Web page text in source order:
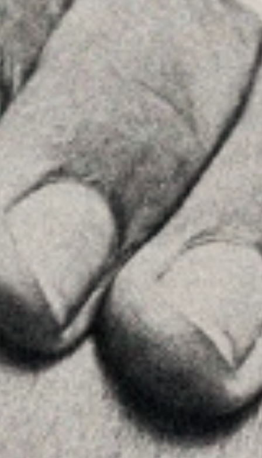
Ver en Google Maps
MENU
Home
La Firma
Equipo
Asesoramiento
Insights
Contactar
Linkedin
Youtube
Allyon — Barcelona, Spain
Copyrights © 2026 AVISO LEGAL ·
POLÍTICA DE COOKIES POLÍTICA DE PRIVACIDAD